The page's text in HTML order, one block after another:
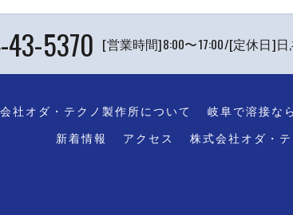
5370 [営業時間]8:00〜17:00/[定休日]
社オダ・テクノ製作所について 岐阜で溶接なら
新着情報
アクセス 株式会社オダ・